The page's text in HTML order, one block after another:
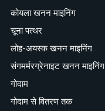
कोयला खनन माइनिंग
चूना पत्थर
लोह-अयस्क खनन माइनिंग
संगमर्मरग्रेनाइट खनन माइनिंग
गोदाम
गोदाम से वितरण तक